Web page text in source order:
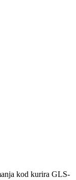
kod kurira GLS-